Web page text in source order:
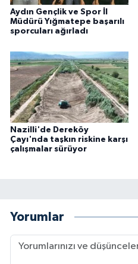
Aydın Gençlik ve Spor İl
Müdürü Yığmatepe başarılı
sporcuları ağırladı
Nazilli'de Dereköy
Çayı'nda taşkın riskine karşı
çalışmalar sürüyor
Yorumlar